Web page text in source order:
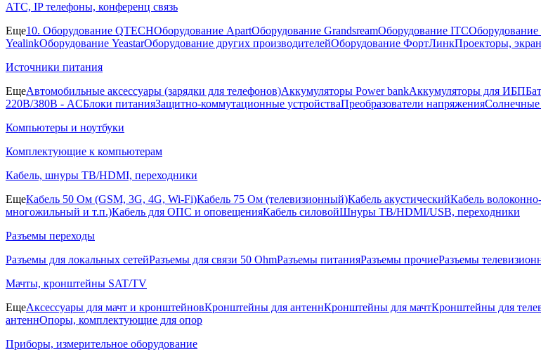
АТС, IP телефоны, конференц связь
Еще10. Оборудование QTECHОборудование ApartОборудование GrandsreamОборудование ITCОборудование
YealinkОборудование YeastarОборудование других производителейОборудование ФортЛинкПроекторы,
Источники питания
ЕщеАвтомобильные аксессуары (зарядки для телефонов)Аккумуляторы Power bankАккумуляторы для ИБП
220В/380В - ACБлоки питанияЗащитно-коммутационные устройстваПреобразователи напряженияСолнечные
Компьютеры и ноутбуки
Комплектующие к компьютерам
Кабель, шнуры ТВ/HDMI, переходники
ЕщеКабель 50 Ом (GSM, 3G, 4G, Wi-Fi)Кабель 75 Ом (телевизионный)Кабель акустическийКабель
многожильный и т.п.)Кабель для ОПС и оповещенияКабель силовойШнуры ТВ/HDMI/USB, переходники
Разъемы переходы
Разъемы для локальных сетейРазъемы для связи 50 OhmРазъемы питанияРазъемы прочиеРазъемы
Мачты, кронштейны SAT/TV
ЕщеАксессуары для мачт и кронштейновКронштейны для антеннКронштейны для мачтКронштейны для
антеннОпоры, комплектующие для опор
Приборы, измерительное оборудование